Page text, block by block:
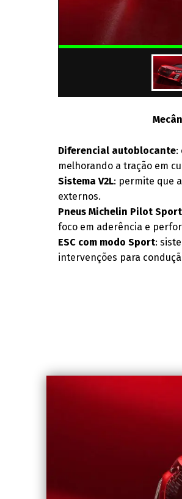
Diferencial autoblocante:
melhorando a tração em
Sistema V2L: permite que
externos.
Pneus Michelin Pilot Sport
foco em aderência e
ESC com modo Sport:
intervenções para